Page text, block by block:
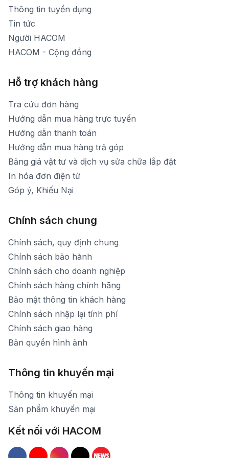
Thời gian mở cửa: Từ 8h30-20h hàng ngày
Thông tin tuyển dụng
Tin tức
Người HACOM
HACOM - Cộng đồng
Hỗ trợ khách hàng
Tra cứu đơn hàng
Hướng dẫn mua hàng trực tuyến
Hướng dẫn thanh toán
Hướng dẫn mua hàng trả góp
Bảng giá vật tư và dịch vụ sửa chữa lắp đặt
In hóa đơn điện tử
Góp ý, Khiếu Nại
Chính sách chung
Chính sách, quy định chung
Chính sách bảo hành
Chính sách cho doanh nghiệp
Chính sách hàng chính hãng
Bảo mật thông tin khách hàng
Chính sách nhập lại tính phí
Chính sách giao hàng
Bản quyền hình ảnh
Thông tin khuyến mại
Thông tin khuyến mại
Sản phẩm khuyến mại
Kết nối với HACOM